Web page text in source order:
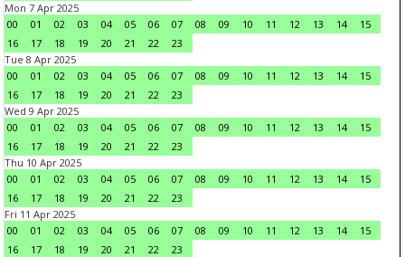
Mon 7 Apr 2025
00
01 02 03 04 05 06 07 08 09 10 11 12 13 14
15
16
17 18 19 20 21 22
23
Tue 8 Apr 2025
00
01 02 03 04 05 06 07 08 09 10 11 12 13 14
15
16
17 18 19 20 21 22
23
Wed 9 Apr 2025
00
01 02 03 04 05 06 07 08 09 10 11 12 13 14
15
16
17 18 19 20 21 22
23
Thu 10 Apr 2025
00
01 02 03 04 05 06 07 08 09 10 11 12 13 14
15
16
17 18 19 20 21 22
23
Fri 11 Apr 2025
00
01 02 03 04 05 06 07 08 09 10 11 12 13 14
15
16
17 18 19 20 21 22
23